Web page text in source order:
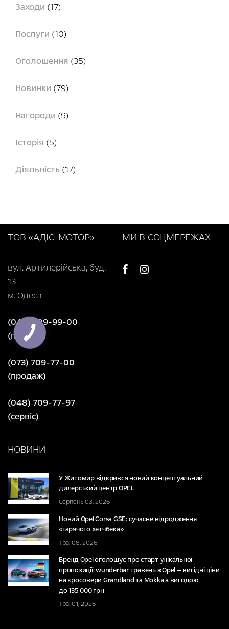
Заходи (17)
Послуги (10)
Оголошення (35)
Новинки (79)
Нагороди (9)
Історія (5)
Діяльність (17)
ТОВ «АДІС-МОТОР»
вул. Артилерійська, буд.
13
м. Одеса
(048) 709-99-00
(продаж)
(073) 709-77-00
(продаж)
(048) 709-77-97
(сервіс)
МИ В СОЦМЕРЕЖАХ
НОВИНИ
У Житомир відкрився новий концептуальний
дилерський центр OPEL
Серпень 03, 2026
Новий Opel Corsa GSE: сучасне відродження
«гарячого хетчбека»
Тра. 08, 2026
Бренд Opel оголошує про старт унікальної
пропозиції: wunderbar травень з Opel — вигідні ціни
на кросовери Grandland та Mokka з вигодою
до 135 000 грн
Тра. 01, 2026